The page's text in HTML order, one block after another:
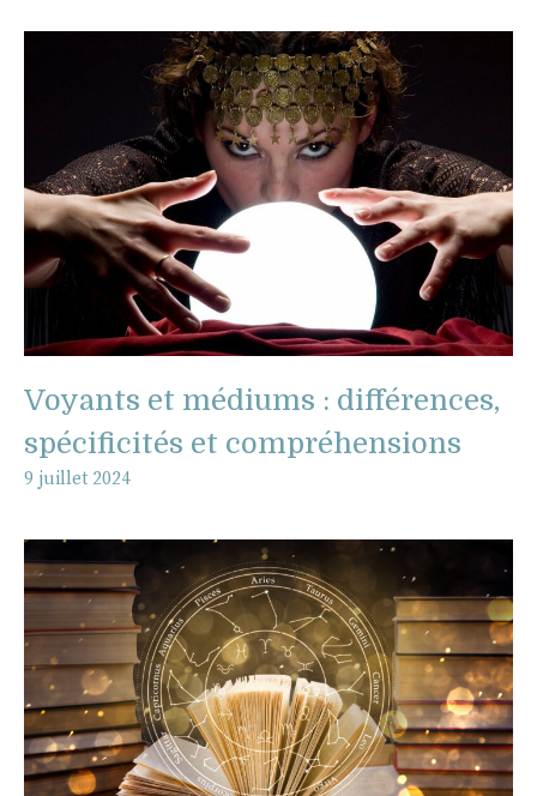
Voyants et médiums : différences,
spécificités et compréhensions
9 juillet 2024